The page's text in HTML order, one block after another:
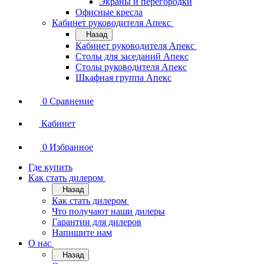
Офисные кресла
Кабинет руководителя Апекс
Назад
Кабинет руководителя Апекс
Столы для заседаний Апекс
Столы руководителя Апекс
Шкафная группа Апекс
0 Сравнение
Кабинет
0 Избранное
Где купить
Как стать дилером
Назад
Как стать дилером
Что получают наши дилеры
Гарантии для дилеров
Напишите нам
О нас
Назад